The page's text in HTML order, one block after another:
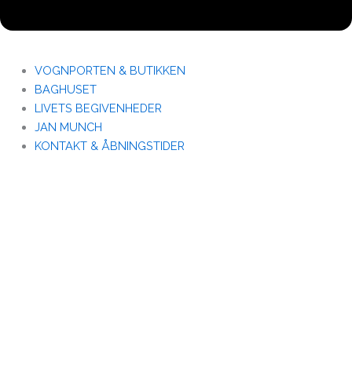
VOGNPORTEN & BUTIKKEN
BAGHUSET
LIVETS BEGIVENHEDER
JAN MUNCH
KONTAKT & ÅBNINGSTIDER